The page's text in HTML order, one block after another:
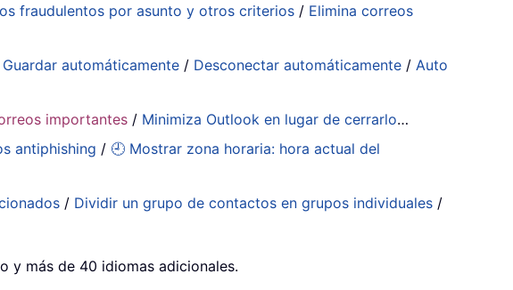
fraudulentos por asunto y otros criterios / Elimina correos
Guardar automáticamente / Desconectar automáticamente /Auto
importantes / Minimiza Outlook en lugar de cerrarlo…
antiphishing / 🕘 Mostrar zona horaria: hora actual del
/ Dividir un grupo de contactos en grupos individuales /
y más de 40 idiomas adicionales.